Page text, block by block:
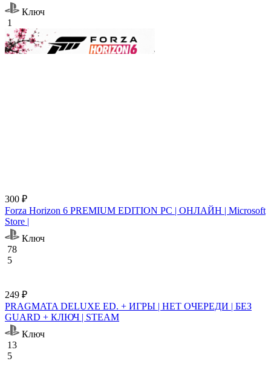
Ключ
1
300 ₽
Forza Horizon 6 PREMIUM EDITION PC | ОНЛАЙН | Microsoft
Store |
Ключ
78
5
249 ₽
PRAGMATA DELUXE ED. + ИГРЫ | НЕТ ОЧЕРЕДИ | БЕЗ
GUARD + КЛЮЧ | STEAM
Ключ
13
5